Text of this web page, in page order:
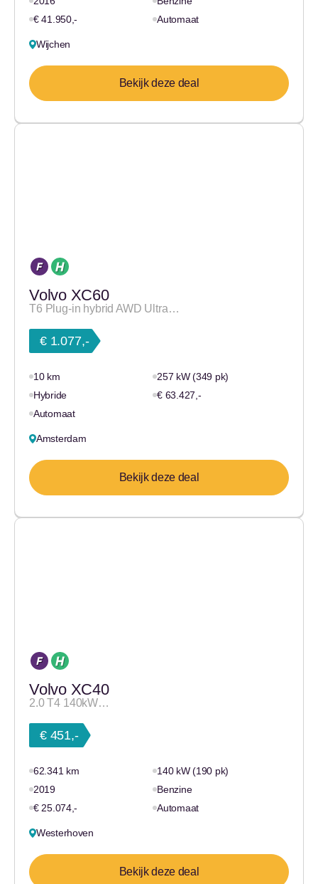
€ 41.950,-
Automaat
Wijchen
Bekijk deze deal
Volvo XC60
T6 Plug-in hybrid AWD Ultra…
€ 1.077,-
10 km
257 kW (349 pk)
Hybride
€ 63.427,-
Automaat
Amsterdam
Bekijk deze deal
Volvo XC40
2.0 T4 140kW…
€ 451,-
62.341 km
140 kW (190 pk)
2019
Benzine
€ 25.074,-
Automaat
Westerhoven
Bekijk deze deal